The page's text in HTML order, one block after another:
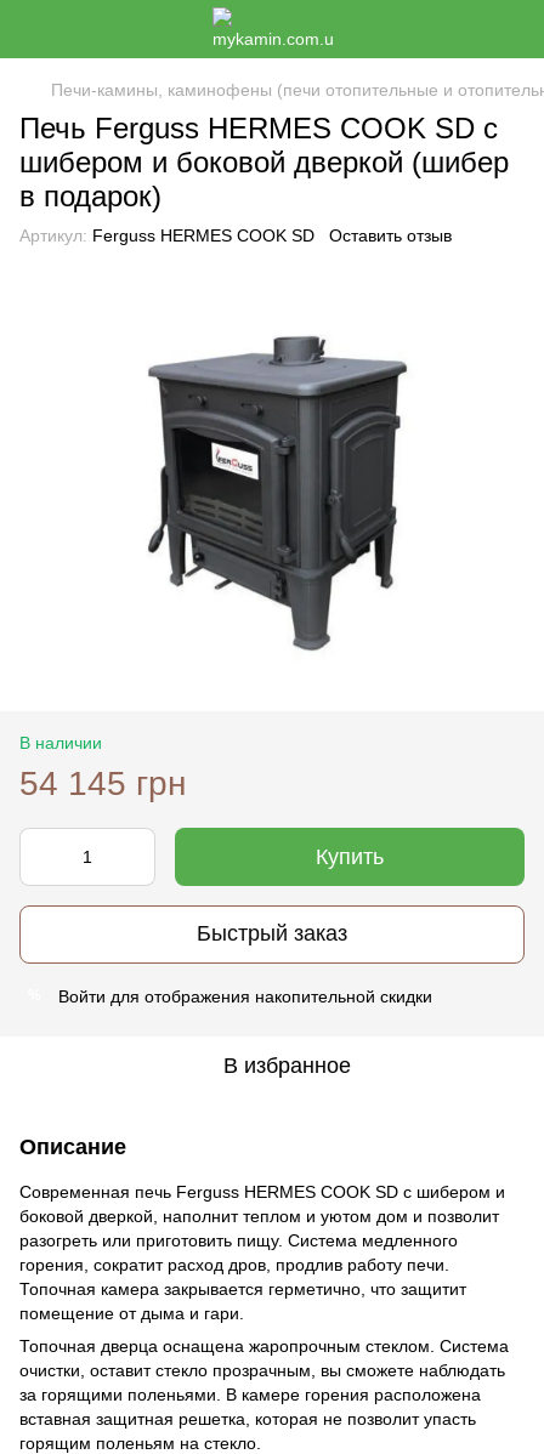
Печи-камины, каминофены (печи отопительные и
Печь Ferguss HERMES COOK SD с
шибером и боковой дверкой (шибер
в подарок)
Артикул: Ferguss HERMES COOK SD Оставить отзыв
В наличии
54 145 грн
Купить
Быстрый заказ
Войти для отображения накопительной скидки
В избранное
Описание
Современная печь Ferguss HERMES COOK SD с шибером и
боковой дверкой, наполнит теплом и уютом дом и позволит
разогреть или приготовить пищу. Система медленного
горения, сократит расход дров, продлив работу печи.
Топочная камера закрывается герметично, что защитит
помещение от дыма и гари.
Топочная дверца оснащена жаропрочным стеклом. Система
очистки, оставит стекло прозрачным, вы сможете наблюдать
за горящими поленьями. В камере горения расположена
вставная защитная решетка, которая не позволит упасть
горящим поленьям на стекло.